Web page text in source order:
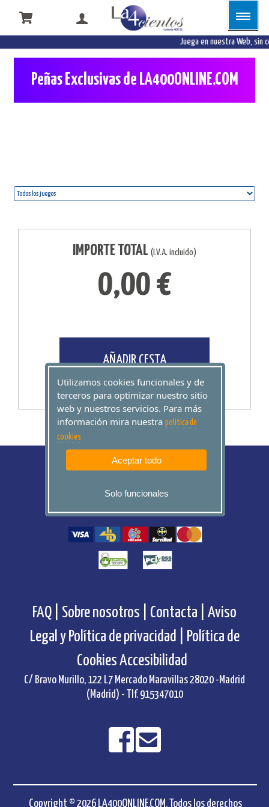
Juega en nuestra Web, sin
Peñas Exclusivas de LA400ONLINE.COM
IMPORTE TOTAL (I.V.A. incluido)
0,00 €
AÑADIR CESTA
FAQ | Sobre nosotros | Contacta |
Aviso
Legal y Política de privacidad |
Política de
CookiesAccesibilidad
C/ Bravo Murillo, 122 L7 Mercado Maravillas 28020 -Madrid
(Madrid) - Tlf. 915347010
Copyright © 2026 LA400ONLINE.COM. Todos los derechos
Utilizamos cookies funcionales y de
terceros para optimizar nuestro sitio
web y nuestros servicios. Para más
información mira nuestra politica de
cookies
Aceptar todo
Solo funcionales